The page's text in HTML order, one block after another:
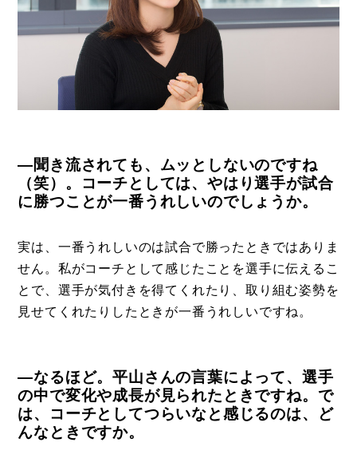
―聞き流されても、ムッとしないのですね
（笑）。コーチとしては、やはり選手が試合
に勝つことが一番うれしいのでしょうか。
実は、一番うれしいのは試合で勝ったときではありま
せん。私がコーチとして感じたことを選手に伝えるこ
とで、選手が気付きを得てくれたり、取り組む姿勢を
見せてくれたりしたときが一番うれしいですね。
―なるほど。平山さんの言葉によって、選手
の中で変化や成長が見られたときですね。で
は、コーチとしてつらいなと感じるのは、ど
んなときですか。